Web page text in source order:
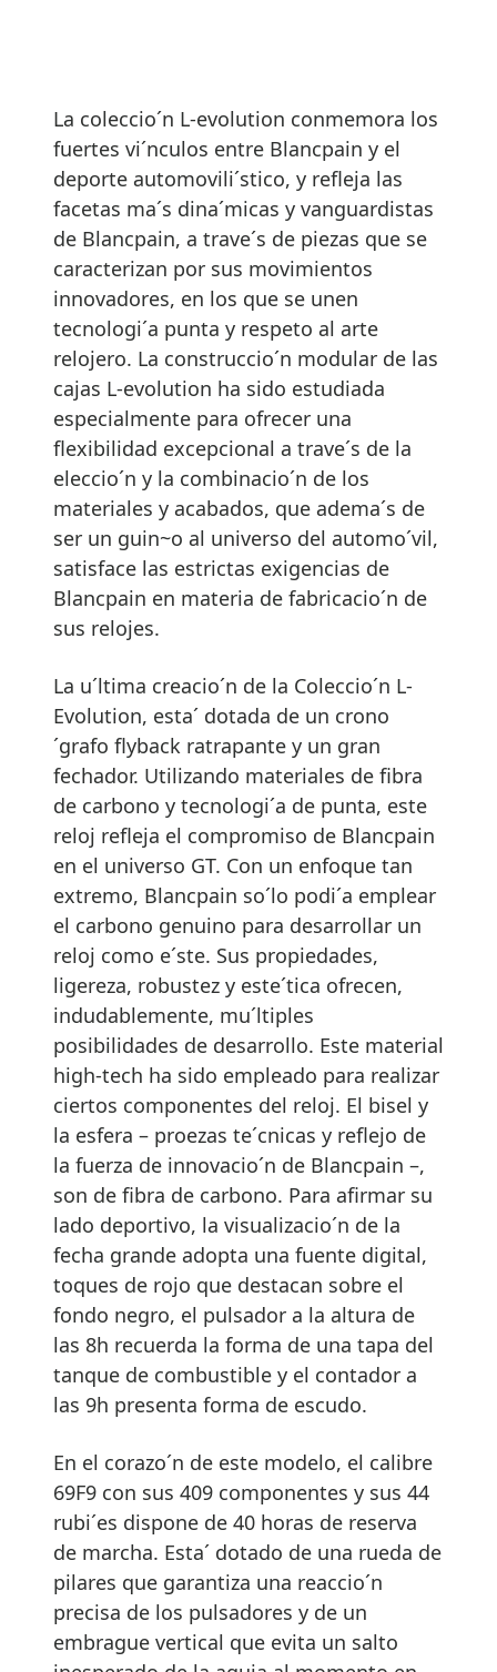
La coleccio´n L-evolution conmemora los
fuertes vi´nculos entre Blancpain y el
deporte automovili´stico, y refleja las
facetas ma´s dina´micas y vanguardistas
de Blancpain, a trave´s de piezas que se
caracterizan por sus movimientos
innovadores, en los que se unen
tecnologi´a punta y respeto al arte
relojero. La construccio´n modular de las
cajas L-evolution ha sido estudiada
especialmente para ofrecer una
flexibilidad excepcional a trave´s de la
eleccio´n y la combinacio´n de los
materiales y acabados, que adema´s de
ser un guin~o al universo del automo´vil,
satisface las estrictas exigencias de
Blancpain en materia de fabricacio´n de
sus relojes.
La u´ltima creacio´n de la Coleccio´n L-
Evolution, esta´ dotada de un crono
´grafo flyback ratrapante y un gran
fechador. Utilizando materiales de fibra
de carbono y tecnologi´a de punta, este
reloj refleja el compromiso de Blancpain
en el universo GT. Con un enfoque tan
extremo, Blancpain so´lo podi´a emplear
el carbono genuino para desarrollar un
reloj como e´ste. Sus propiedades,
ligereza, robustez y este´tica ofrecen,
indudablemente, mu´ltiples
posibilidades de desarrollo. Este material
high-tech ha sido empleado para realizar
ciertos componentes del reloj. El bisel y
la esfera – proezas te´cnicas y reflejo de
la fuerza de innovacio´n de Blancpain –,
son de fibra de carbono. Para afirmar su
lado deportivo, la visualizacio´n de la
fecha grande adopta una fuente digital,
toques de rojo que destacan sobre el
fondo negro, el pulsador a la altura de
las 8h recuerda la forma de una tapa del
tanque de combustible y el contador a
las 9h presenta forma de escudo.
En el corazo´n de este modelo, el calibre
69F9 con sus 409 componentes y sus 44
rubi´es dispone de 40 horas de reserva
de marcha. Esta´ dotado de una rueda de
pilares que garantiza una reaccio´n
precisa de los pulsadores y de un
embrague vertical que evita un salto